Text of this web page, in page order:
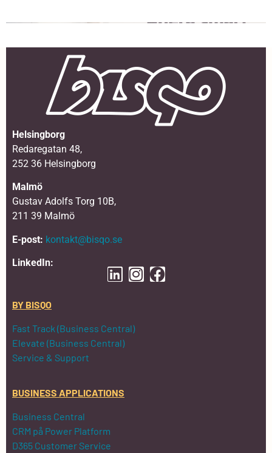
Helsingborg
Redaregatan 48,
252 36 Helsingborg
Malmö
Gustav Adolfs Torg 10B,
211 39 Malmö
E-post: kontakt@bisqo.se
LinkedIn:
BY BISQO
Fast Track (Business Central)
Elevate (Business Central)
Service & Support
BUSINESS APPLICATIONS
Business Central
CRM på Power Platform
D365 Customer Service